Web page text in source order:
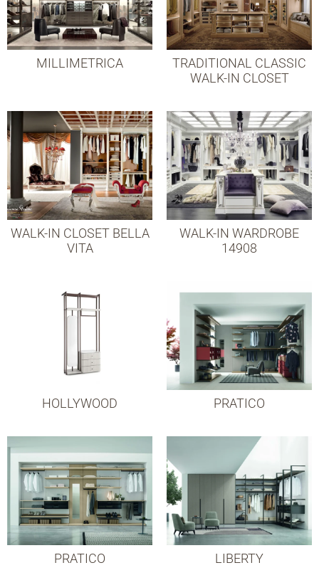
MILLIMETRICA
TRADITIONAL CLASSIC
WALK-IN CLOSET
WALK-IN CLOSET BELLA
VITA
WALK-IN WARDROBE
14908
HOLLYWOOD PRATICO
PRATICO LIBERTY